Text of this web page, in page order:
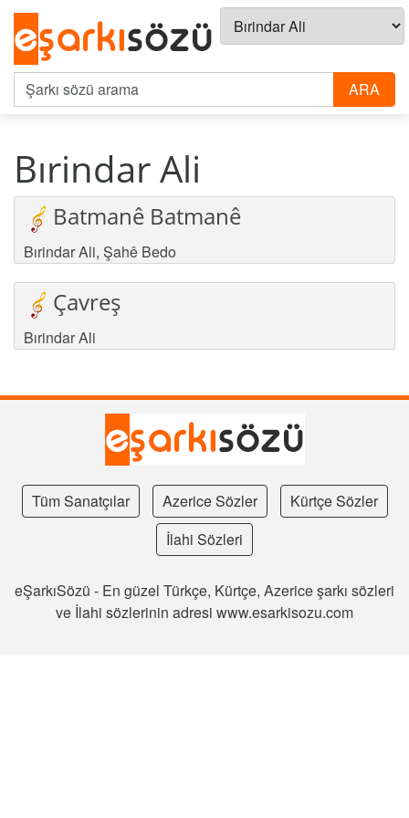
Bırindar Ali
Batmanê Batmanê
Bırindar Ali, Şahê Bedo
Çavreş
Bırindar Ali
Tüm Sanatçılar Azerice Sözler
Kürtçe Sözler
İlahi Sözleri
eŞarkıSözü - En güzel Türkçe, Kürtçe, Azerice şarkı sözleri
ve İlahi sözlerinin adresi www.esarkisozu.com